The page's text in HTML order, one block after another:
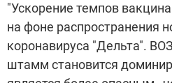
"Ускорение темпов
на фоне распространения
коронавируса "Дельта".
штамм становится